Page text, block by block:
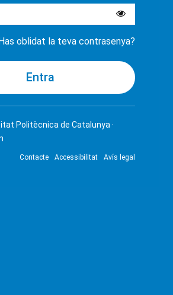
oblidat la teva contrasenya?
Politècnica de Catalunya ·
Contacte Accessibilitat Avís legal